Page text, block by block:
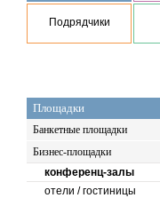
Подрядчики
Площадки
Банкетные площадки
Бизнес-площадки
конференц-залы
отели / гостиницы